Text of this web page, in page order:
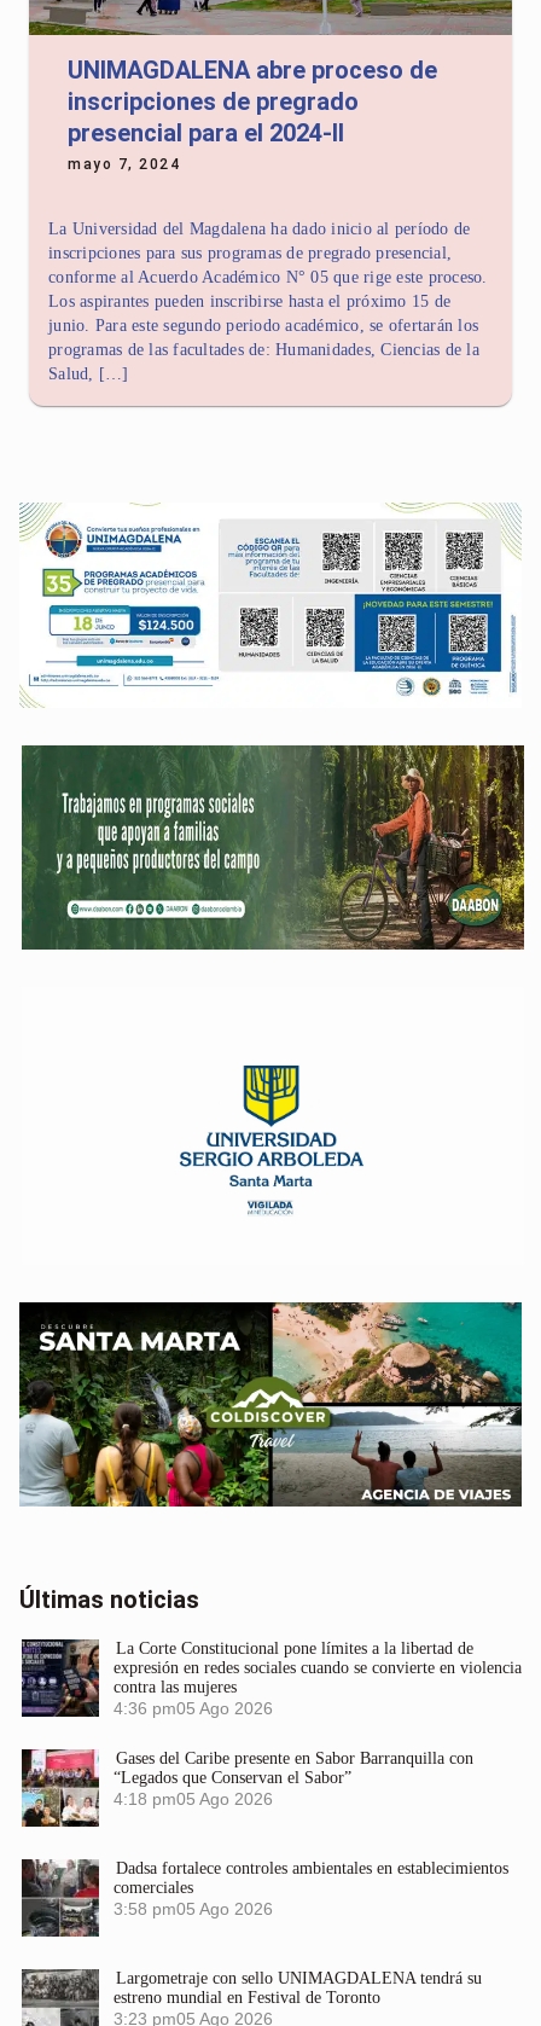
UNIMAGDALENA abre proceso de
inscripciones de pregrado
presencial para el 2024-II
mayo 7, 2024
La Universidad del Magdalena ha dado inicio al período de
inscripciones para sus programas de pregrado presencial,
conforme al Acuerdo Académico N° 05 que rige este proceso.
Los aspirantes pueden inscribirse hasta el próximo 15 de
junio. Para este segundo periodo académico, se ofertarán los
programas de las facultades de: Humanidades, Ciencias de la
Salud, […]
Últimas noticias
La Corte Constitucional pone límites a la libertad de
expresión en redes sociales cuando se convierte en violencia
contra las mujeres
4:36 pm05 Ago 2026
Gases del Caribe presente en Sabor Barranquilla con
“Legados que Conservan el Sabor”
4:18 pm05 Ago 2026
Dadsa fortalece controles ambientales en establecimientos
comerciales
3:58 pm05 Ago 2026
Largometraje con sello UNIMAGDALENA tendrá su
estreno mundial en Festival de Toronto
3:23 pm05 Ago 2026